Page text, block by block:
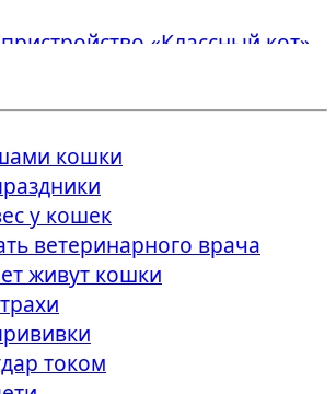
«Классный кот»
Морган рекомендует
«Букет котов»
"Праздничный
"Старый-новый
чудо в "ЛОФТ ПРОЕКТ
коты
кошки
у кошек
ветеринарного врача
живут кошки
током